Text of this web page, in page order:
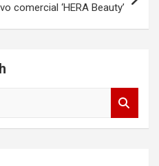
comercial ‘HERA Beauty’